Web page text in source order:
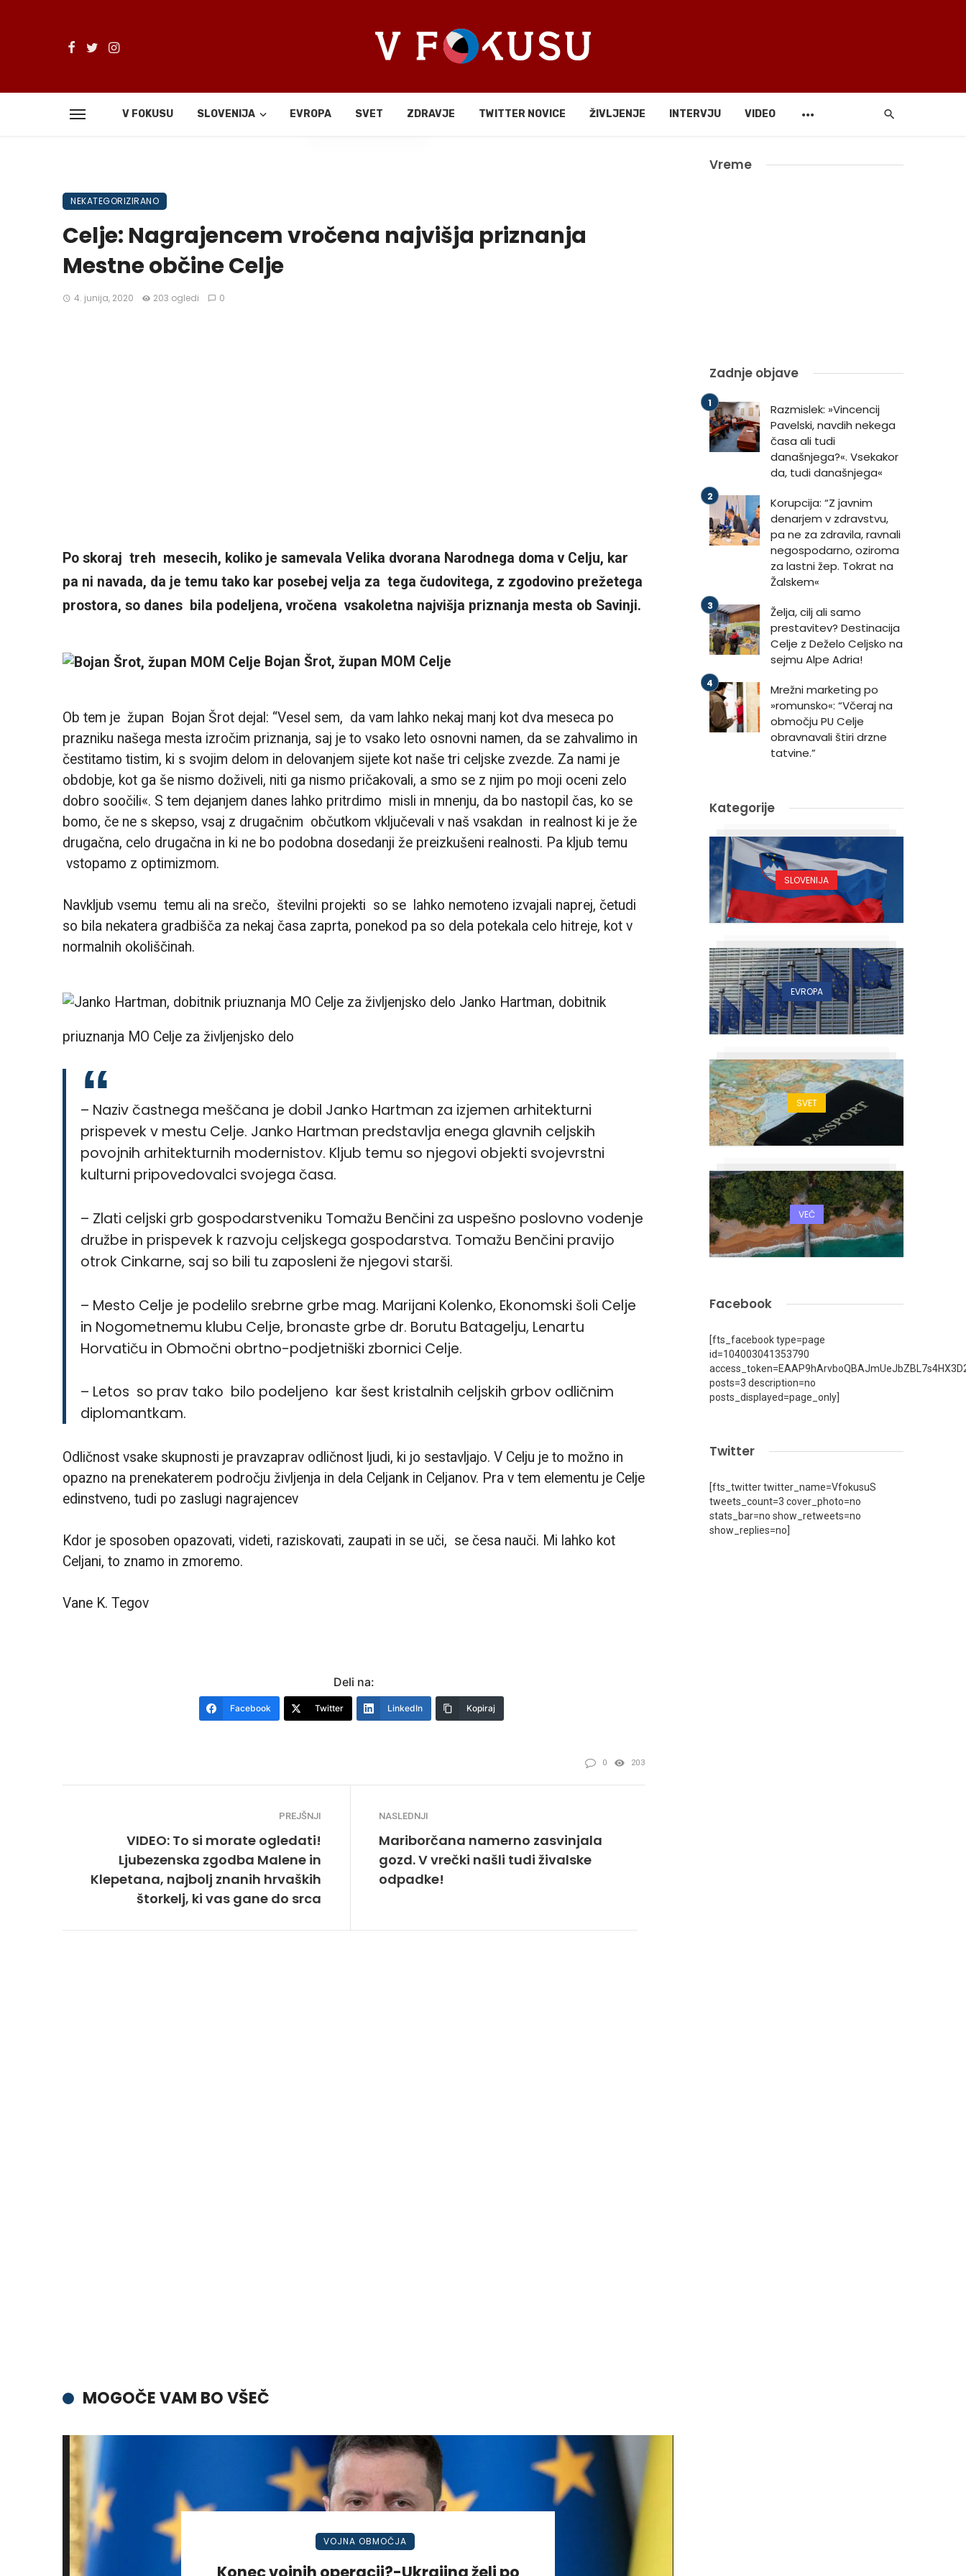
V FOKUSU SLOVENIJA EVROPA SVET ZDRAVJE TWITTER NOVICE ŽIVLJENJE INTERVJU VIDEO
Deli
NEKATEGORIZIRANO
Celje: Nagrajencem vročena najvišja priznanja
Mestne občine Celje
4. junija, 2020 203 ogledi 0
Po skoraj treh mesecih, koliko je samevala Velika dvorana Narodnega doma v Celju, kar
pa ni navada, da je temu tako kar posebej velja za tega čudovitega, z zgodovino prežetega
prostora, so danes bila podeljena, vročena vsakoletna najvišja priznanja mesta ob Savinji.
Bojan Šrot, župan MOM Celje
Ob tem je župan Bojan Šrot dejal: “Vesel sem, da vam lahko nekaj manj kot dva meseca po
prazniku našega mesta izročim priznanja, saj je to vsako leto osnovni namen, da se zahvalimo in
čestitamo tistim, ki s svojim delom in delovanjem sijete kot naše tri celjske zvezde. Za nami je
obdobje, kot ga še nismo doživeli, niti ga nismo pričakovali, a smo se z njim po moji oceni zelo
dobro soočili«. S tem dejanjem danes lahko pritrdimo misli in mnenju, da bo nastopil čas, ko se
bomo, če ne s skepso, vsaj z drugačnim občutkom vključevali v naš vsakdan in realnost ki je že
drugačna, celo drugačna in ki ne bo podobna dosedanji že preizkušeni realnosti. Pa kljub temu
vstopamo z optimizmom.
Navkljub vsemu temu ali na srečo, številni projekti so se lahko nemoteno izvajali naprej, četudi
so bila nekatera gradbišča za nekaj časa zaprta, ponekod pa so dela potekala celo hitreje, kot v
normalnih okoliščinah.
Janko Hartman, dobitnik
priuznanja MO Celje za življenjsko delo
– Naziv častnega meščana je dobil Janko Hartman za izjemen arhitekturni
prispevek v mestu Celje. Janko Hartman predstavlja enega glavnih celjskih
povojnih arhitekturnih modernistov. Kljub temu so njegovi objekti svojevrstni
kulturni pripovedovalci svojega časa.
– Zlati celjski grb gospodarstveniku Tomažu Benčini za uspešno poslovno vodenje
družbe in prispevek k razvoju celjskega gospodarstva. Tomažu Benčini pravijo
otrok Cinkarne, saj so bili tu zaposleni že njegovi starši.
– Mesto Celje je podelilo srebrne grbe mag. Marijani Kolenko, Ekonomski šoli Celje
in Nogometnemu klubu Celje, bronaste grbe dr. Borutu Batagelju, Lenartu
Horvatiču in Območni obrtno-podjetniški zbornici Celje.
– Letos so prav tako bilo podeljeno kar šest kristalnih celjskih grbov odličnim
diplomantkam.
Odličnost vsake skupnosti je pravzaprav odličnost ljudi, ki jo sestavljajo. V Celju je to možno in
opazno na prenekaterem področju življenja in dela Celjank in Celjanov. Pra v tem elementu je Celje
edinstveno, tudi po zaslugi nagrajencev
Kdor je sposoben opazovati, videti, raziskovati, zaupati in se uči, se česa nauči. Mi lahko kot
Celjani, to znamo in zmoremo.
Vane K. Tegov
Deli na:
Facebook Twitter LinkedIn Kopiraj
0 203
PREJŠNJI
VIDEO: To si morate ogledati!
Ljubezenska zgodba Malene in
Klepetana, najbolj znanih hrvaških
štorkelj, ki vas gane do srca
NASLEDNJI
Mariborčana namerno zasvinjala
gozd. V vrečki našli tudi živalske
odpadke!
MOGOČE VAM BO VŠEČ
VOJNA OBMOČJA
Vreme
Zadnje objave
Razmislek: »Vincencij
Pavelski, navdih nekega
časa ali tudi
današnjega?«. Vsekakor
da, tudi današnjega«
Korupcija: “Z javnim
denarjem v zdravstvu,
pa ne za zdravila, ravnali
negospodarno, oziroma
za lastni žep. Tokrat na
Žalskem«
Želja, cilj ali samo
prestavitev? Destinacija
Celje z Deželo Celjsko na
sejmu Alpe Adria!
Mrežni marketing po
»romunsko«: “Včeraj na
območju PU Celje
obravnavali štiri drzne
tatvine.”
Kategorije
SLOVENIJA
EVROPA
SVET
VEČ
Facebook
[fts_facebook type=page
id=104003041353790
posts=3 description=no
posts_displayed=page_only]
Twitter
[fts_twitter twitter_name=VfokusuS
tweets_count=3 cover_photo=no
stats_bar=no show_retweets=no
show_replies=no]